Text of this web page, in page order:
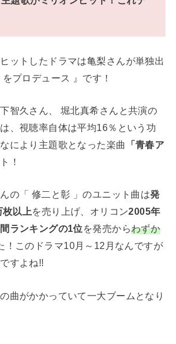
ットしたドラマは亀梨さんが単独出
プロデュース 』です！
智久さん、 堀北真希さんと共演の
、視聴率自体は平均16％という功
により主題歌となった楽曲
「青春ア
！
の「 修二と彰 」のユニット曲は発
以上を売り上げ、オリコン2005年
ランキングの1位を発売からわずか
！このドラマ10月～12月なんですが
すよね!!
曲がかかっていて一大ブームとなり